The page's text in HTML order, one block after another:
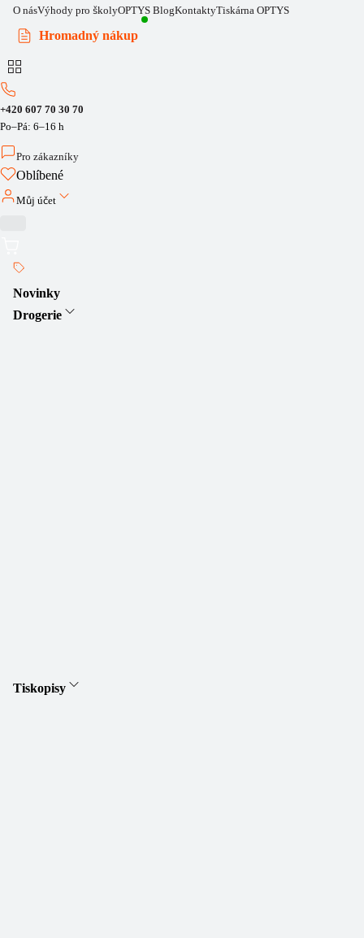
O násVýhody pro školyOPTYS BlogKontaktyTiskárna OPTYS
Hromadný nákup
+420 607 70 30 70
Po–Pá: 6–16 h
Pro zákazníky
Oblíbené
Můj účet
Novinky
Drogerie
Tiskopisy